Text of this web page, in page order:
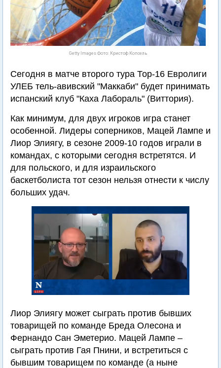
Getty Images Фото: Кристоф Копсель
Сегодня в матче второго тура Тор-16 Евролиги
УЛЕБ тель-авивский "Маккаби" будет принимать
испанский клуб "Каха Лабораль" (Виттория).
Как минимум, для двух игроков игра станет
особенной. Лидеры соперников, Мацей Лампе и
Лиор Элиягу, в сезоне 2009-10 годов играли в
командах, с которыми сегодня встретятся. И
для польского, и для израильского
баскетболиста тот сезон нельзя отнести к числу
больших удач.
Лиор Элиягу может сыграть против бывших
товарищей по команде Бреда Олесона и
Фернандо Сан Эметерио. Мацей Лампе –
сыграть против Гая Пнини, и встретиться с
бывшим товарищем по команде (а ныне